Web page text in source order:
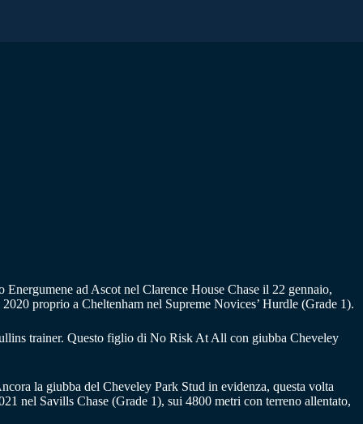
Energumene ad Ascot nel Clarence House Chase il 22 gennaio,
proprio a Cheltenham nel Supreme Novices’ Hurdle (Grade 1).
trainer. Questo figlio di No Risk At All con giubba Cheveley
la giubba del Cheveley Park Stud in evidenza, questa volta
nel Savills Chase (Grade 1), sui 4800 metri con terreno allentato,